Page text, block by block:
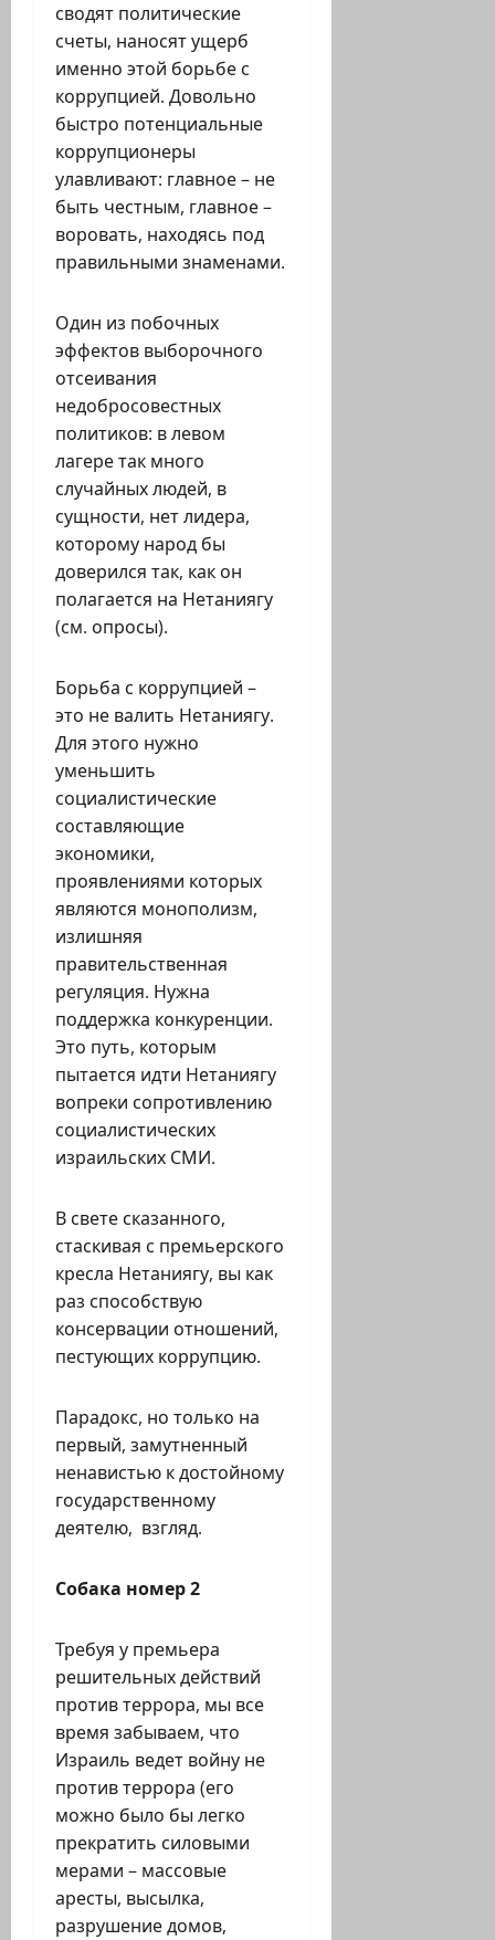
сводят политические
счеты, наносят ущерб
именно этой борьбе с
коррупцией. Довольно
быстро потенциальные
коррупционеры
улавливают: главное – не
быть честным, главное –
воровать, находясь под
правильными знаменами.
Один из побочных
эффектов выборочного
отсеивания
недобросовестных
политиков: в левом
лагере так много
случайных людей, в
сущности, нет лидера,
которому народ бы
доверился так, как он
полагается на Нетаниягу
(см. опросы).
Борьба с коррупцией –
это не валить Нетаниягу.
Для этого нужно
уменьшить
социалистические
составляющие
экономики,
проявлениями которых
являются монополизм,
излишняя
правительственная
регуляция. Нужна
поддержка конкуренции.
Это путь, которым
пытается идти Нетаниягу
вопреки сопротивлению
социалистических
израильских СМИ.
В свете сказанного,
стаскивая с премьерского
кресла Нетаниягу, вы как
раз способствую
консервации отношений,
пестующих коррупцию.
Парадокс, но только на
первый, замутненный
ненавистью к достойному
государственному
деятелю, взгляд.
Собака номер 2
Требуя у премьера
решительных действий
против террора, мы все
время забываем, что
Израиль ведет войну не
против террора (его
можно было бы легко
прекратить силовыми
мерами – массовые
аресты, высылка,
разрушение домов,